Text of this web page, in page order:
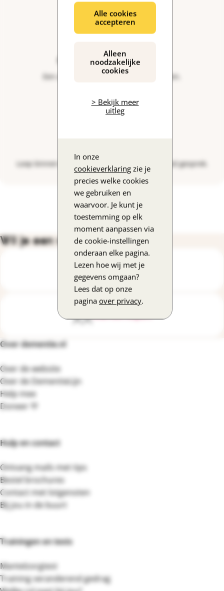
Alle cookies
accepteren
Alleen
noodzakelijke
cookies
> Bekijk meer
uitleg
In onze
cookieverklaring zie je
precies welke cookies
we gebruiken en
waarvoor. Je kunt je
toestemming op elk
moment aanpassen via
de cookie-instellingen
onderaan elke pagina.
Lezen hoe wij met je
gegevens omgaan?
Lees dat op onze
pagina over privacy.
Onvergetelijke Kookclubs
Een avond gezellig samen koken en eten.
Loop binnen voor leuke activiteiten en een goed gesprek.
Wil je een vraag stellen?
Bel de DementieLijn
Footernavigatie
Over dementie.nl
Over de website
Over de DementieLijn
Help mee
Doneer 💛
Hulp en contact
Ontvang mails met tips
Bestel brochures
Contact met lotgenoten
Bij jou in de buurt
Trainingen en tests
Mantelzorgtest
Training veranderend gedrag